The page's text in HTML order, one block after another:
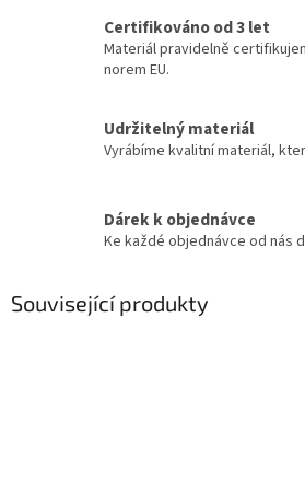
Certifikováno od 3 let
Materiál pravidelně
norem EU.
Udržitelný materiál
Vyrábíme kvalitní materiál,
Dárek k objednávce
Ke každé objednávce od nás
Související produkty